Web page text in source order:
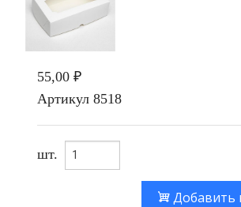
55,00 ₽
Артикул 8518
шт.
Добавить